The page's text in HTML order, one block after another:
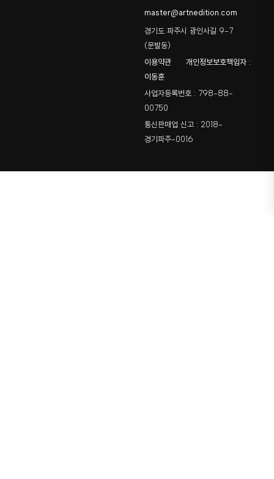
master@artnedition.com
경기도 파주시 광인사길 9-7
(문발동)
이용약관
개인정보보호책임자 :
이동훈
사업자등록번호 : 798-88-
00750
통신판매업 신고 : 2018-
경기파주-0016